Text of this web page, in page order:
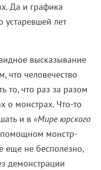
на бога — эту
сценарного
молодой
и Дуэйн «Скала»